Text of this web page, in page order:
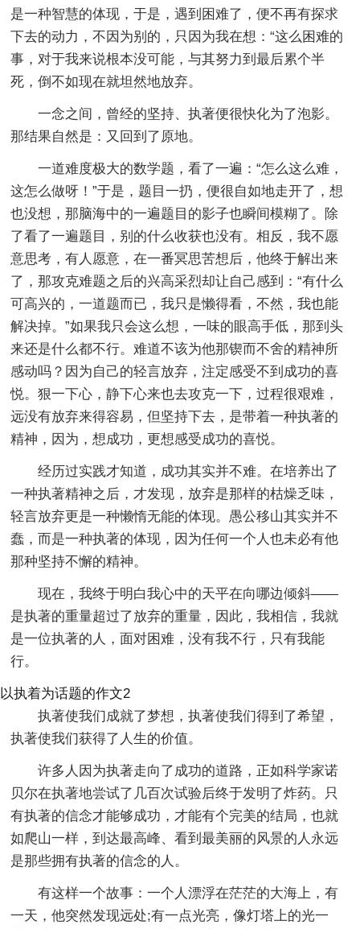
是一种智慧的体现，于是，遇到困难了，便不再有探求
下去的动力，不因为别的，只因为我在想：“这么困难的
事，对于我来说根本没可能，与其努力到最后累个半
死，倒不如现在就坦然地放弃。
一念之间，曾经的坚持、执著便很快化为了泡影。
那结果自然是：又回到了原地。
一道难度极大的数学题，看了一遍：“怎么这么难，
这怎么做呀！”于是，题目一扔，便很自如地走开了，想
也没想，那脑海中的一遍题目的影子也瞬间模糊了。除
了看了一遍题目，别的什么收获也没有。相反，我不愿
意思考，有人愿意，在一番冥思苦想后，他终于解出来
了，那攻克难题之后的兴高采烈却让自己感到：“有什么
可高兴的，一道题而已，我只是懒得看，不然，我也能
解决掉。”如果我只会这么想，一味的眼高手低，那到头
来还是什么都不行。难道不该为他那锲而不舍的精神所
感动吗？因为自己的轻言放弃，注定感受不到成功的喜
悦。狠一下心，静下心来也去攻克一下，过程很艰难，
远没有放弃来得容易，但坚持下去，是带着一种执著的
精神，因为，想成功，更想感受成功的喜悦。
经历过实践才知道，成功其实并不难。在培养出了
一种执著精神之后，才发现，放弃是那样的枯燥乏味，
轻言放弃更是一种懒惰无能的体现。愚公移山其实并不
蠢，而是一种执著的体现，因为任何一个人也未必有他
那种坚持不懈的精神。
现在，我终于明白我心中的天平在向哪边倾斜——
是执著的重量超过了放弃的重量，因此，我相信，我就
是一位执著的人，面对困难，没有我不行，只有我能
行。
以执着为话题的作文2
执著使我们成就了梦想，执著使我们得到了希望，
执著使我们获得了人生的价值。
许多人因为执著走向了成功的道路，正如科学家诺
贝尔在执著地尝试了几百次试验后终于发明了炸药。只
有执著的信念才能够成功，才能有个完美的结局，也就
如爬山一样，到达最高峰、看到最美丽的风景的人永远
是那些拥有执著的信念的人。
有这样一个故事：一个人漂浮在茫茫的大海上，有
一天，他突然发现远处;有一点光亮，像灯塔上的光一